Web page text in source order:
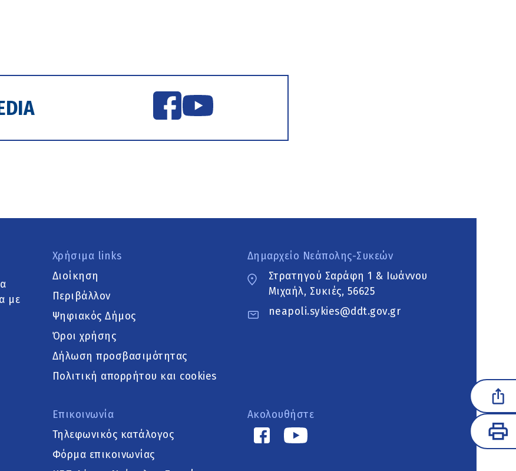
με
Χρήσιμα links
Διοίκηση
Περιβάλλον
Ψηφιακός Δήμος
Όροι χρήσης
Δήλωση προσβασιμότητας
Πολιτική απορρήτου και cookies
Επικοινωνία
Τηλεφωνικός κατάλογος
Φόρμα επικοινωνίας
Δημαρχείο Νεάπολης-Συκεών
Στρατηγού Σαράφη 1 & Ιωάννου
Μιχαήλ, Συκιές, 56625
neapoli.sykies@ddt.gov.gr
Ακολουθήστε